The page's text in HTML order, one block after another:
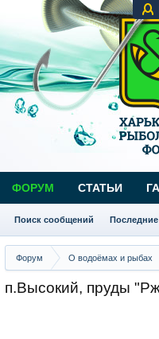
Форум О водоёмах и рыбах
п.Высокий, пруды
ФОРУМ
Поиск сообщений
СТАТЬИ